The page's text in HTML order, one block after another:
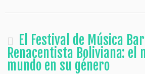
El Festival de Música
Renacentista Boliviana: el
mundo en su género